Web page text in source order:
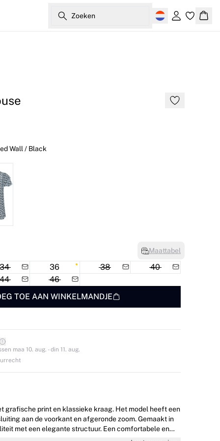
Zoeken
Inloggen
Wall / Black
Maattabel
34 36 38
40
44
46
TOE AAN WINKELMANDJE
maa 10. aug. - din 11. aug.
grafische print en klassieke kraag. Het model heeft een
aan de voorkant en afgeronde zoom. Gemaakt in
met een elegante structuur. Een comfortabele en